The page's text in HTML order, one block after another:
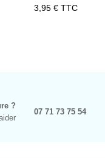
Prix
3,95 € TTC
?
07 71 73 75 54